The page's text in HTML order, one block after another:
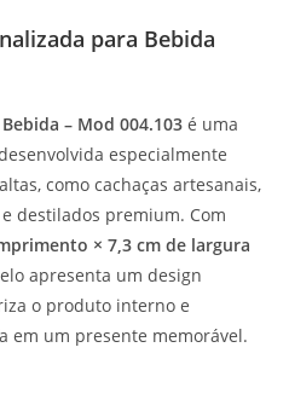
para Bebida
– Mod 004.103 é uma
especialmente
como cachaças artesanais,
destilados premium. Com
× 7,3 cm de largura
apresenta um design
o produto interno e
em um presente memorável.